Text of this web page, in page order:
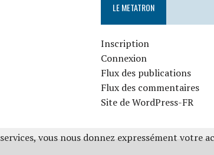
LE METATRON
Inscription
Connexion
Flux des publications
Flux des commentaires
Site de WordPress-FR
vous nous donnez expressément votre